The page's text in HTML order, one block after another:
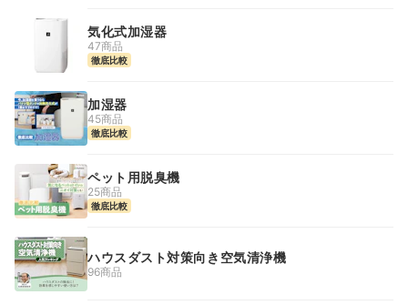
気化式加湿器
47商品
徹底比較
加湿器
45商品
徹底比較
ペット用脱臭機
25商品
徹底比較
ハウスダスト対策向き空気清浄機
96商品